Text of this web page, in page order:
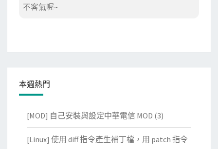
不客氣喔~
本週熱門
[MOD] 自己安裝與設定中華電信 MOD (3)
[Linux] 使用 diff 指令產生補丁檔，用 patch 指令